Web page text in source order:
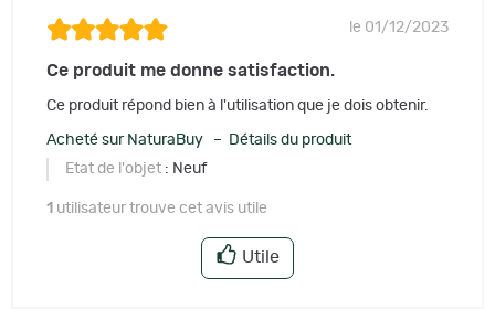
le 01/12/2023
Ce produit me donne satisfaction.
Ce produit répond bien à l'utilisation que je dois obtenir.
Acheté sur NaturaBuy – Détails du produit
Etat de l'objet : Neuf
1 utilisateur trouve cet avis utile
Utile